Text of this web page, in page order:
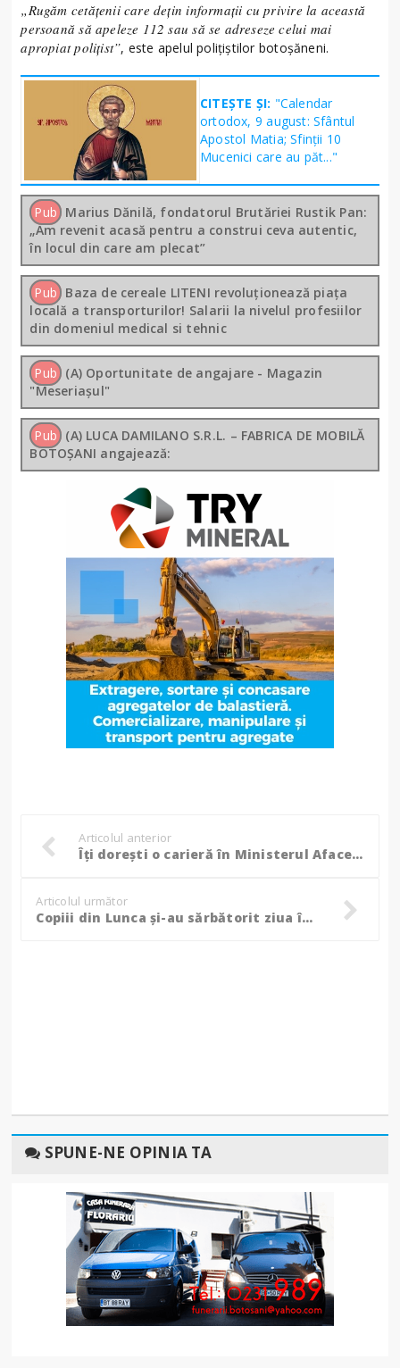
„Rugăm cetățenii care dețin informații cu privire la această
persoană să apeleze 112 sau să se adreseze celui mai
apropiat polițist”, este apelul polițiștilor botoșăneni.
CITEȘTE ȘI: "Calendar
ortodox, 9 august: Sfântul
Apostol Matia; Sfinţii 10
Mucenici care au păt..."
Pub Marius Dănilă, fondatorul Brutăriei Rustik Pan:
„Am revenit acasă pentru a construi ceva autentic,
în locul din care am plecat”
Pub Baza de cereale LITENI revoluționează piața
locală a transporturilor! Salarii la nivelul profesiilor
din domeniul medical si tehnic
Pub (A) Oportunitate de angajare - Magazin
"Meseriașul"
Pub (A) LUCA DAMILANO S.R.L. – FABRICA DE MOBILĂ
BOTOȘANI angajează:
Articolul anterior
Îți dorești o carieră în Ministerul Afacerilor Interne? Jandarmii botoșăneni recrutează candidați!
Articolul următor
Copiii din Lunca și-au sărbătorit ziua în avans alături de salvatori! (Foto)
SPUNE-NE OPINIA TA